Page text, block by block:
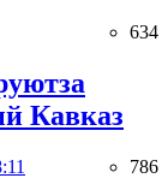
634
Кавказ
786